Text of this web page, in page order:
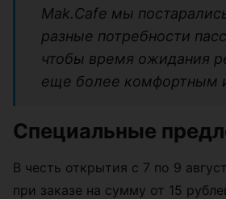
Mak.Cafe мы
разные потребности
чтобы время ожидания
еще более комфортным
Специальные
В честь открытия с 7 по 9
при заказе на сумму от 15